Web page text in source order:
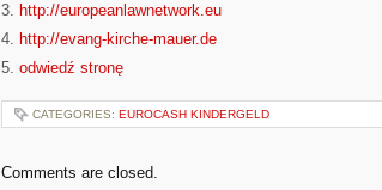
3. http://europeanlawnetwork.eu
4. http://evang-kirche-mauer.de
5. odwiedź stronę
CATEGORIES: EUROCASH KINDERGELD
Comments are closed.